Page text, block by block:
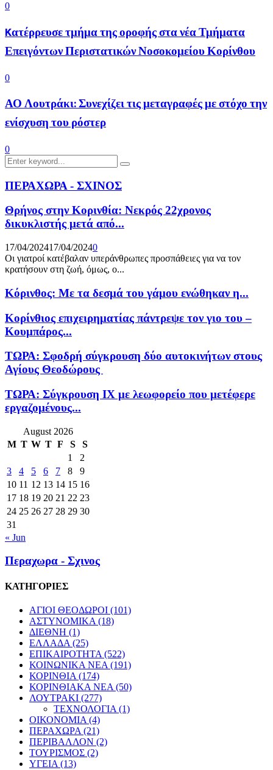
0
Kατέρρευσε τμήμα της οροφής στα νέα Τμήματα
Επειγόντων Περιστατικών Νοσοκομείου Κορίνθου
0
ΑΟ Λουτράκι: Συνεχίζει τις μεταγραφές με στόχο την
ενίσχυση του ρόστερ
0
Search
for:
Search
ΠΕΡΑΧΩΡΑ - ΣΧΙΝΟΣ
Θρήνος στην Κορινθία: Νεκρός 22χρονος
δικυκλιστής μετά από...
17/04/202417/04/20240
Οι γιατροί κατέβαλαν υπεράνθρωπες προσπάθειες για να τον
κρατήσουν στη ζωή, όμως, ο...
Κόρινθος: Με τα δεσμά του γάμου ενώθηκαν η...
Κορίνθιος επιχειρηματίας πάντρεψε τον γιο του –
Κουμπάρος...
ΤΩΡΑ: Σφοδρή σύγκρουση δύο αυτοκινήτων στους
Αγίους Θεοδώρους
ΤΩΡΑ: Σύγκρουση ΙΧ με λεωφορείο που μετέφερε
εργαζομένους...
August 2026
M T W T F S
S
1
2
3
4 5 6 7 8
9
10 11 12 13 14 15 16
17 18 19 20 21 22 23
24 25 26 27 28 29 30
31
« Jun
Περαχωρα - Σχινος
ΚΑΤΗΓΟΡΙΕΣ
ΑΓΙΟΙ ΘΕΟΔΩΡΟΙ (101)
ΑΣΤΥΝΟΜΙΚΑ (18)
ΔΙΕΘΝΗ (1)
ΕΛΛΑΔΑ (25)
ΕΠΙΚΑΙΡΟΤΗΤΑ (522)
ΚΟΙΝΩΝΙΚΑ ΝΕΑ (191)
ΚΟΡΙΝΘΙΑ (174)
ΚΟΡΙΝΘΙΑΚΑ ΝΕΑ (50)
ΛΟΥΤΡΑΚΙ (277)
ΤΕΧΝΟΛΟΓΙΑ (1)
ΟΙΚΟΝΟΜΙΑ (4)
ΠΕΡΑΧΩΡΑ (21)
ΠΕΡΙΒΑΛΛΟΝ (2)
ΤΟΥΡΙΣΜΟΣ (2)
ΥΓΕΙΑ (13)